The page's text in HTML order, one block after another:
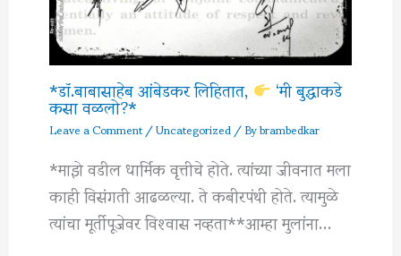
*डॉ.बाबासाहेब आंबेडकर लिहितात, ‘मी बुद्धाकडे
कसा वळलो?*
Leave a Comment/Uncategorized/ Bybrambedkar
*माझे वडील धार्मिक वृत्तीचे होते. त्यांच्या जीवनात मला
काही विसंगती आढळल्या. ते कबीरपंथी होते. त्यामुळे
त्यांचा मूर्तीपूजेवर विश्‍वास नव्हता**आम्हा मुलांना…